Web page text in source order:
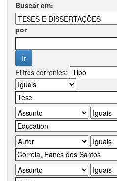
Buscar em:
por
Filtros correntes: